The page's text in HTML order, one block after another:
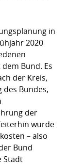
in
2020
Bund. Es
der Kreis,
Bundes,
der
wurde
– also
Bund
Stadt